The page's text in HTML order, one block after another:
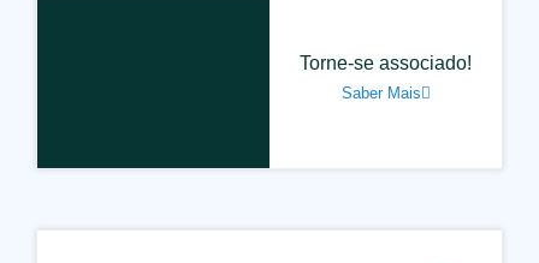
Torne-se associado!
Saber Mais